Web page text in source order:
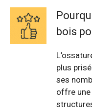
bois
plus
ses
offre une